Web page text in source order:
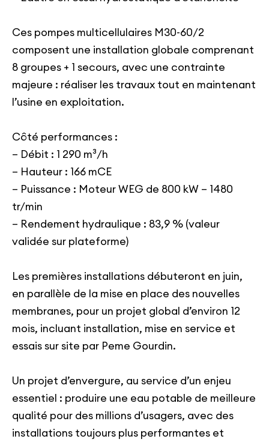
Ces pompes multicellulaires M30-60/2
composent une installation globale comprenant
8 groupes + 1 secours, avec une contrainte
majeure : réaliser les travaux tout en maintenant
l’usine en exploitation.
Côté performances :
– Débit : 1 290 m³/h
– Hauteur : 166 mCE
– Puissance : Moteur WEG de 800 kW – 1480
tr/min
– Rendement hydraulique : 83,9 % (valeur
validée sur plateforme)
Les premières installations débuteront en juin,
en parallèle de la mise en place des nouvelles
membranes, pour un projet global d’environ 12
mois, incluant installation, mise en service et
essais sur site par Peme Gourdin.
Un projet d’envergure, au service d’un enjeu
essentiel : produire une eau potable de meilleure
qualité pour des millions d’usagers, avec des
installations toujours plus performantes et